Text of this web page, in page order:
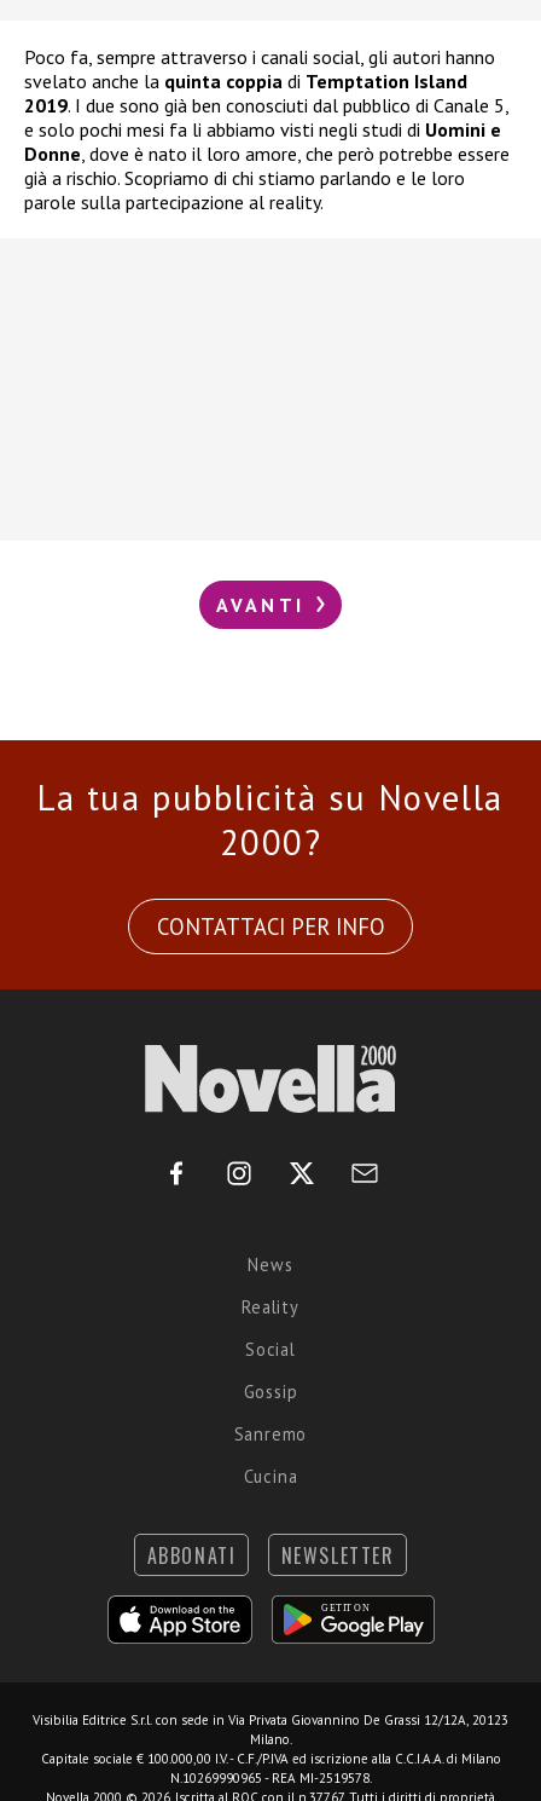
Poco fa, sempre attraverso i canali social, gli autori hanno
svelato anche la quinta coppia di Temptation Island
2019. I due sono già ben conosciuti dal pubblico di Canale 5,
e solo pochi mesi fa li abbiamo visti negli studi di Uomini e
Donne, dove è nato il loro amore, che però potrebbe essere
già a rischio. Scopriamo di chi stiamo parlando e le loro
parole sulla partecipazione al reality.
AVANTI
La tua pubblicità su Novella
2000?
CONTATTACI PER INFO
News
Reality
Social
Gossip
Sanremo
Cucina
ABBONATI NEWSLETTER
Visibilia Editrice S.r.l. con sede in Via Privata Giovannino De Grassi 12/12A, 20123
Milano.
Capitale sociale € 100.000,00 I.V. - C.F./P.IVA ed iscrizione alla C.C.I.A.A. di Milano
N.10269990965 - REA MI-2519578.
Novella 2000 © 2026. Iscritta al ROC con il n.37767. Tutti i diritti di proprietà